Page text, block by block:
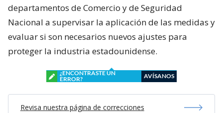
departamentos de Comercio y de Seguridad
Nacional a supervisar la aplicación de las medidas y
evaluar si son necesarios nuevos ajustes para
proteger la industria estadounidense.
¿ENCONTRASTE UN
ERROR?
AVÍSANOS
Revisa nuestra página de correcciones